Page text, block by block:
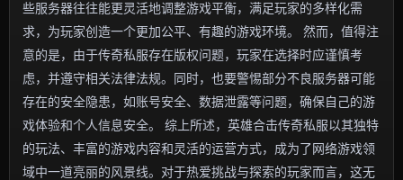
些服务器往往能更灵活地调整游戏平衡，满足玩家的多样化需
求，为玩家创造一个更加公平、有趣的游戏环境。 然而，值得注
意的是，由于传奇私服存在版权问题，玩家在选择时应谨慎考
虑，并遵守相关法律法规。同时，也要警惕部分不良服务器可能
存在的安全隐患，如账号安全、数据泄露等问题，确保自己的游
戏体验和个人信息安全。 综上所述，英雄合击传奇私服以其独特
的玩法、丰富的游戏内容和灵活的运营方式，成为了网络游戏领
域中一道亮丽的风景线。对于热爱挑战与探索的玩家而言，这无